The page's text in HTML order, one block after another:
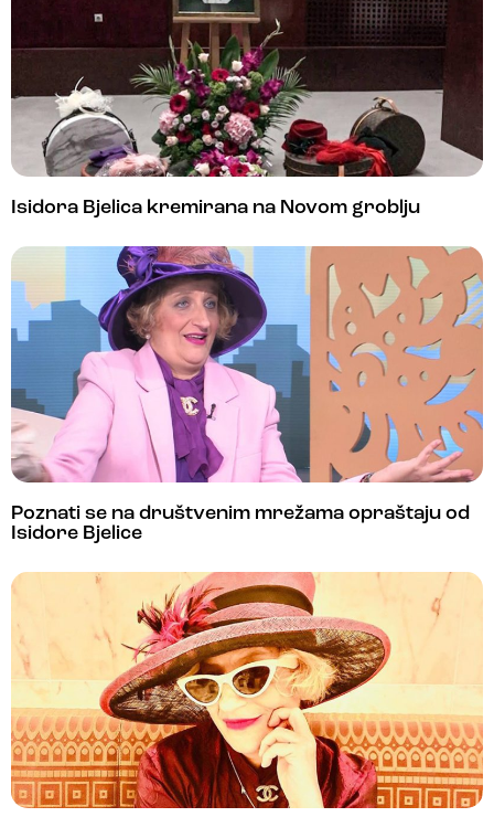
Isidora Bjelica kremirana na Novom groblju
Poznati se na društvenim mrežama opraštaju od
Isidore Bjelice